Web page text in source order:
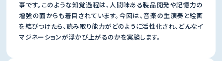
事です。このような知覚過程は、人間味ある製品開発や記憶力の
増強の面からも着目されています。今回は、音楽の生演奏と絵画
を結びつけたら、読み取り能力がどのように活性化され、どんなイ
マジネーションが浮かび上がるのかを実験します。